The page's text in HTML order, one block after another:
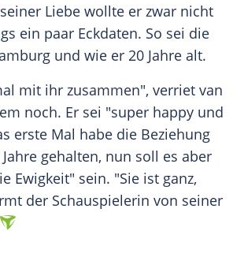
Liebe wollte er zwar nicht
ein paar Eckdaten. So sei die
und wie er 20 Jahre alt.
mit ihr zusammen", verriet van
noch. Er sei "super happy und
erste Mal habe die Beziehung
gehalten, nun soll es aber
Ewigkeit" sein. "Sie ist ganz,
der Schauspielerin von seiner